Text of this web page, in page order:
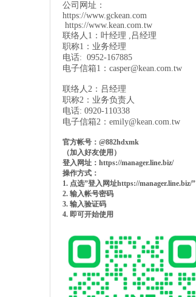
公司网址：
https://www.gckean.com
https://www.kean.com.tw
联络人1：叶经理 ,吕经理
职称1：业务经理
电话: 0952-167885
电子信箱1： casper@kean.com.tw
联络人2：吕经理
职称2：业务负责人
电话: 0920-110338
电子信箱2： emily@kean.com.tw
官方帐号：@882hdxmk
（加入好友使用）
登入网址：https://manager.line.biz/
操作方式：
1. 点选”登入网址https://manager.line.biz/”
2. 输入帐号密码
3. 输入验证码
4. 即可开始使用